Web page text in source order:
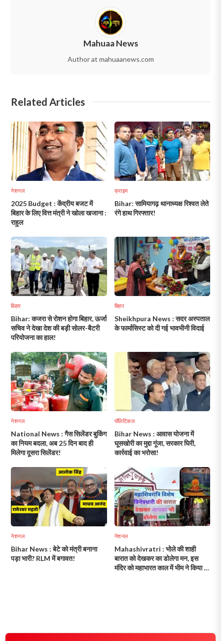
Mahuaa News
Author at mahuaanews.com
Related Articles
नेशनल
2025 Budget : केंद्रीय बजट में
बिहार के लिए वित्त मंत्री ने खोला खजाना :
राहुल
क्राइम
Bihar: सामियागढ़ थानाध्यक्ष रिश्वत लेते
रंगे हाथ गिरफ्तार!
बिहार
Bihar: कजरा से रोशन होगा बिहार, ऊर्जा
सचिव ने देखा देश की बड़ी सोलर-बैटरी
परियोजना का हाल!
बिहार
Sheikhpura News : सदर अस्पताल
के फार्मासिस्ट को दी गई भावभीनी विदाई
नेशनल
National News : गैस सिलेंडर बुकिंग
का नियम बदला, अब 25 दिन बाद ही
मिलेगा दूसरा सिलेंडर!
पॉलिटिकल
Bihar News : आवास योजना में
घूसखोरी का मुद्दा गूंजा, सरकार घिरी,
कार्रवाई का भरोसा!
नेशनल
Bihar News : बेटे को मंत्री बनाना
पड़ा भारी? RLM में बगावत!
नेशनल
Mahashivratri : भोले की शाही
बारात को देखकर का डोलेगा मन, इस
मंदिर को महाभारत काल में भीम ने किया था